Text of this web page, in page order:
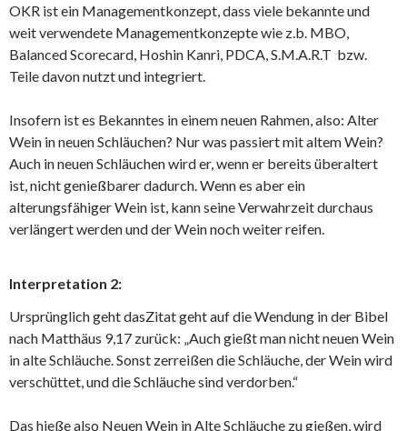
OKR ist ein Managementkonzept, dass viele bekannte und
weit verwendete Managementkonzepte wie z.b. MBO,
Balanced Scorecard, Hoshin Kanri, PDCA, S.M.A.R.T bzw.
Teile davon nutzt und integriert.
Insofern ist es Bekanntes in einem neuen Rahmen, also: Alter
Wein in neuen Schläuchen? Nur was passiert mit altem Wein?
Auch in neuen Schläuchen wird er, wenn er bereits überaltert
ist, nicht genießbarer dadurch. Wenn es aber ein
alterungsfähiger Wein ist, kann seine Verwahrzeit durchaus
verlängert werden und der Wein noch weiter reifen.
Interpretation 2:
Ursprünglich geht dasZitat geht auf die Wendung in der Bibel
nach Matthäus 9,17 zurück: „Auch gießt man nicht neuen Wein
in alte Schläuche. Sonst zerreißen die Schläuche, der Wein wird
verschüttet, und die Schläuche sind verdorben.“
Das hieße also Neuen Wein in Alte Schläuche zu gießen, wird